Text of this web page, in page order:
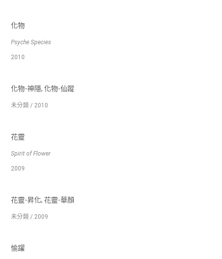
化物
Psyche Species
2010
化物‐神隱, 化物‐仙蹤
未分類 / 2010
花靈
Spirit of Flower
2009
花靈‐昇化, 花靈‐華顏
未分類 / 2009
愉躍